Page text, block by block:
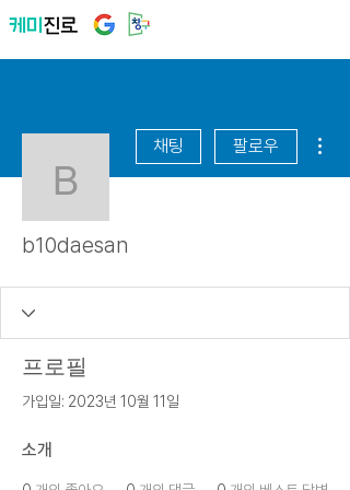
b10daesan
채팅 팔로우
b10daesan
프로필
가입일: 2023년 10월 11일
소개